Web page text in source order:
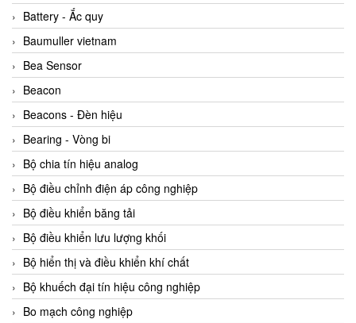
ACCUMAC Vietnam
AccuWeb Vietnam
Acey
ACOEM Vietnam
ADCA Vietnam
ADFweb Vietnam
Adler Vietnam
Ados Vietnam
Advanced Energy Vietnam
Advantech Vietnam
Agate Vietnam
AGR International Vietnam
Aichi Tokei Denki Vietnam
Battery - Ắc quy
Baumuller vietnam
Bea Sensor
Beacon
Beacons - Đèn hiệu
Bearing - Vòng bi
Bộ chia tín hiệu analog
Bộ điều chỉnh điện áp công nghiệp
Bộ điều khiển băng tải
Bộ điều khiển lưu lượng khối
Bộ hiển thị và điều khiển khí chất
Bộ khuếch đại tín hiệu công nghiệp
Bo mạch công nghiệp